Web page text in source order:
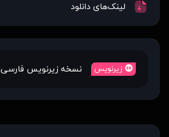
لینک‌های دانلود
زیرنویس نسخه زیرنویس فارسی